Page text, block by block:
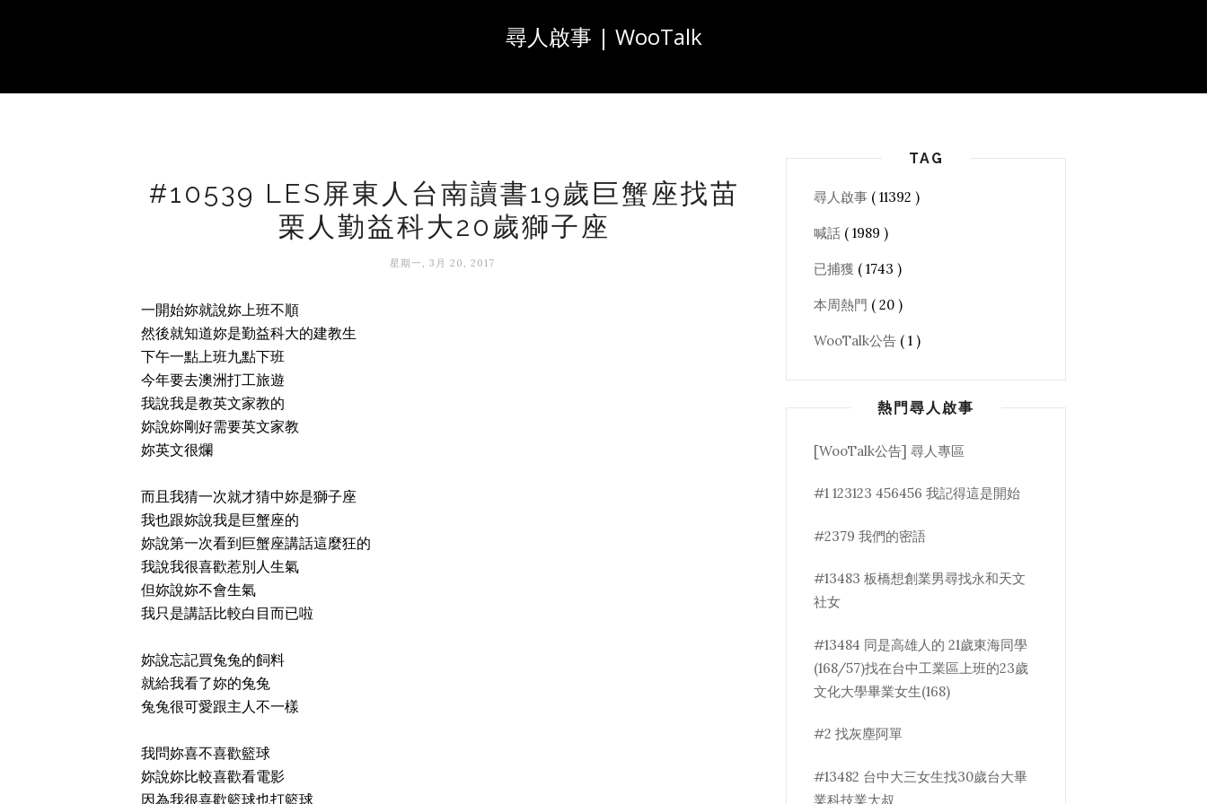
尋人啟事 | WooTalk
#10539 LES屏東人台南讀書19歲巨蟹座找苗
栗人勤益科大20歲獅子座
星期一, 3月 20, 2017
一開始妳就說妳上班不順
然後就知道妳是勤益科大的建教生
下午一點上班九點下班
今年要去澳洲打工旅遊
我說我是教英文家教的
妳說妳剛好需要英文家教
妳英文很爛
而且我猜一次就才猜中妳是獅子座
我也跟妳說我是巨蟹座的
妳說第一次看到巨蟹座講話這麼狂的
我說我很喜歡惹別人生氣
但妳說妳不會生氣
我只是講話比較白目而已啦
妳說忘記買兔兔的飼料
就給我看了妳的兔兔
兔兔很可愛跟主人不一樣
我問妳喜不喜歡籃球
妳說妳比較喜歡看電影
因為我很喜歡籃球也打籃球
TAG
尋人啟事 ( 11392 )
喊話 ( 1989 )
已捕獲 ( 1743 )
本周熱門 ( 20 )
WooTalk公告 ( 1 )
熱門尋人啟事
[WooTalk公告] 尋人專區
#1 123123 456456 我記得這是開始
#2379 我們的密語
#13483 板橋想創業男尋找永和天文
社女
#13484 同是高雄人的 21歲東海同學
(168/57)找在台中工業區上班的23歲
文化大學畢業女生(168)
#2 找灰塵阿單
#13482 台中大三女生找30歲台大畢
業科技業大叔